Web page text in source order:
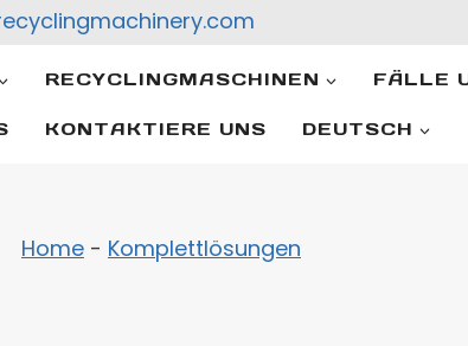
RECYCLINGMASCHINEN FÄLLE
KONTAKTIERE UNS DEUTSCH
Home - Komplettlösungen